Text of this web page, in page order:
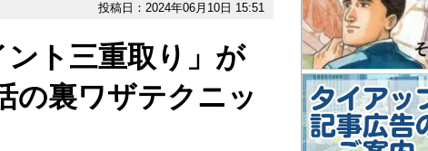
投稿日：2024年06月10日 15:51
ト三重取り」が
の裏ワザテクニッ